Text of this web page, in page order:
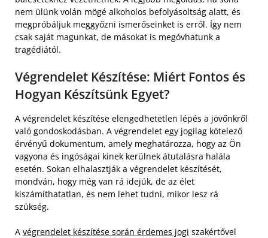
nem ülünk volán mögé alkoholos befolyásoltság alatt, és
megpróbáljuk meggyőzni ismerőseinket is erről. Így nem
csak saját magunkat, de másokat is megóvhatunk a
tragédiától.
Végrendelet Készítése: Miért Fontos és
Hogyan Készítsünk Egyet?
A végrendelet készítése elengedhetetlen lépés a jövőnkről
való gondoskodásban. A végrendelet egy jogilag kötelező
érvényű dokumentum, amely meghatározza, hogy az Ön
vagyona és ingóságai kinek kerülnek átutalásra halála
esetén. Sokan elhalasztják a végrendelet készítését,
mondván, hogy még van rá idejük, de az élet
kiszámíthatatlan, és nem lehet tudni, mikor lesz rá
szükség.
A végrendelet készítése során érdemes jogi szakértővel